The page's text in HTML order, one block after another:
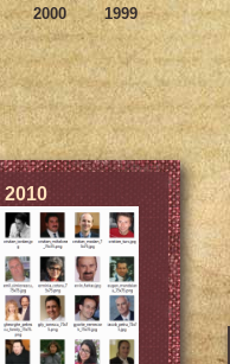
2000
1999